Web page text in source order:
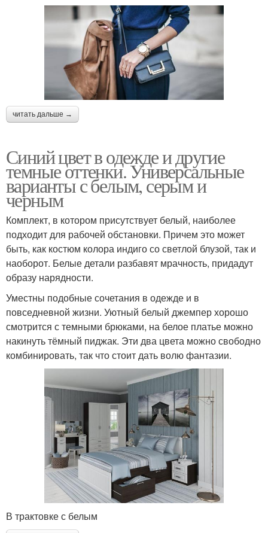
читать дальше →
Синий цвет в одежде и другие
темные оттенки. Универсальные
варианты с белым, серым и
черным
Комплект, в котором присутствует белый, наиболее
подходит для рабочей обстановки. Причем это может
быть, как костюм колора индиго со светлой блузой, так и
наоборот. Белые детали разбавят мрачность, придадут
образу нарядности.
Уместны подобные сочетания в одежде и в
повседневной жизни. Уютный белый джемпер хорошо
смотрится с темными брюками, на белое платье можно
накинуть тёмный пиджак. Эти два цвета можно свободно
комбинировать, так что стоит дать волю фантазии.
В трактовке с белым